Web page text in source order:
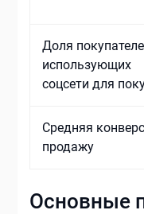
Доля
использующих
соцсети для
Средняя
продажу
Основные